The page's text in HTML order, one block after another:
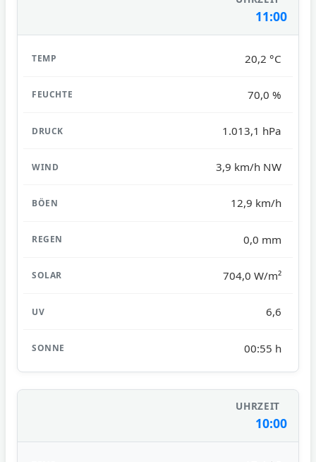
11:00
20,2 °C
70,0 %
1.013,1 hPa
3,9 km/h NW
12,9 km/h
0,0 mm
704,0 W/m²
6,6
00:55 h
10:00